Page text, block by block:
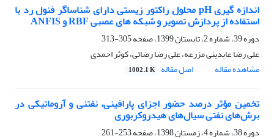
اندازه گیری pH محلول راکتور زیستی دارای شناساگر فنول رد با
استفاده از پردازش تصویر و شبکه های عصبی RBF و ANFIS
دوره 39، شماره 2، تابستان 1399، صفحه
305-313
علی رضا عابدینی مزرعه، علی رضا رضائی، کوثر احمدی
مشاهده مقاله
اصل مقاله 1002.1 K
تخمین مؤثر درصد حضور اجزای پارافینی، نفتنی و آروماتیکی در
برش‌های نفتی سیال‌های هیدروکربوری
دوره 38، شماره 4، زمستان 1398، صفحه
253-261